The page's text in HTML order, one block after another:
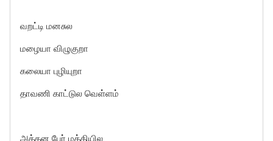
வறட்டி மனசுல
மழையா விழுகுறா
கலையா புழியுறா
தாவணி காட்டுல வெள்ளம்
அத்தன பேர் மத்தியில